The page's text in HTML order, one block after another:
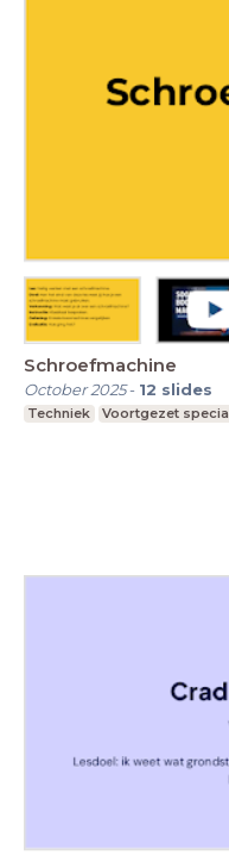
Schroefmachine
October 2025- 12 slides
Techniek Voortgezet